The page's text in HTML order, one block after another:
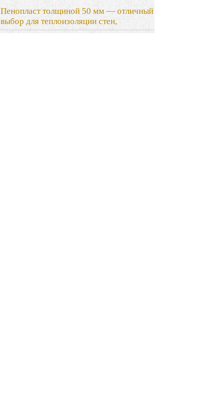
Пенопласт толщиной 50 мм — отличный
выбор для теплоизоляции стен,